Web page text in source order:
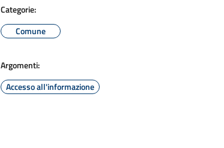
Categorie:
Comune
Argomenti:
Accesso all'informazione